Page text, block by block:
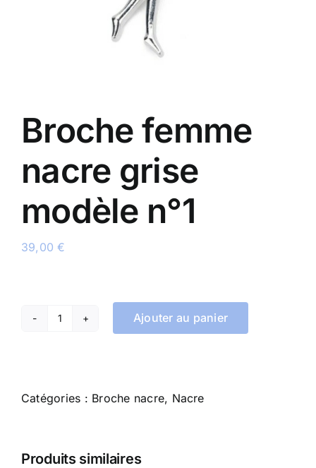
Broche femme
nacre grise
modèle n°1
39,00€
quantité
nacre
n°1
Ajouter au panier
Catégories : Broche nacre, Nacre
Produits similaires